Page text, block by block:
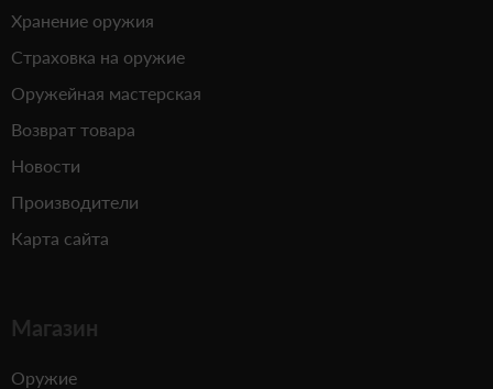
Хранение оружия
Страховка на оружие
Оружейная мастерская
Возврат товара
Новости
Производители
Карта сайта
Магазин
Оружие